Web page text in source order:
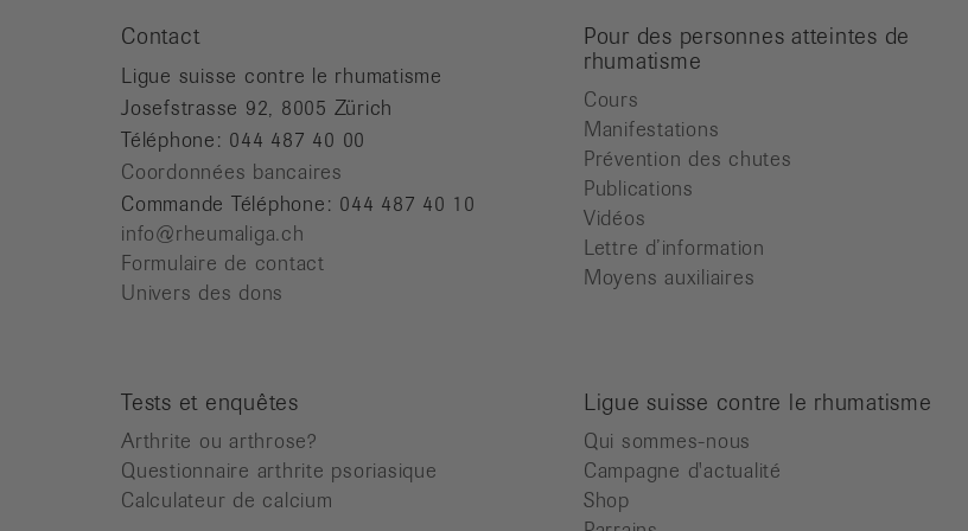
Contact
Ligue suisse contre le rhumatisme
Josefstrasse 92, 8005 Zürich
Téléphone: 044 487 40 00
Coordonnées bancaires
Commande Téléphone: 044 487 40 10
info@rheumaliga.ch
Formulaire de contact
Univers des dons
Pour des personnes atteintes de
rhumatisme
Cours
Manifestations
Prévention des chutes
Publications
Vidéos
Lettre d’information
Moyens auxiliaires
Tests et enquêtes
Arthrite ou arthrose?
Questionnaire arthrite psoriasique
Calculateur de calcium
Ligue suisse contre le rhumatisme
Qui sommes-nous
Campagne d'actualité
Shop